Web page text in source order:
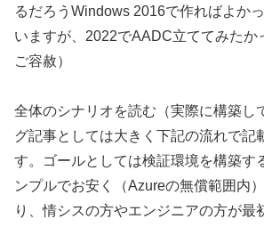
るだろうWindows 2016で作ればよか
いますが、2022でAADC立ててみたか
ご容赦）
全体のシナリオを読む（実際に構築し
グ記事としては大きく下記の流れで記
す。ゴールとしては検証環境を構築す
ンプルでお安く（Azureの無償範囲内
り、情シスの方やエンジニアの方が最